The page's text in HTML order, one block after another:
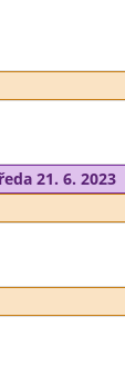
21. 6. 2023